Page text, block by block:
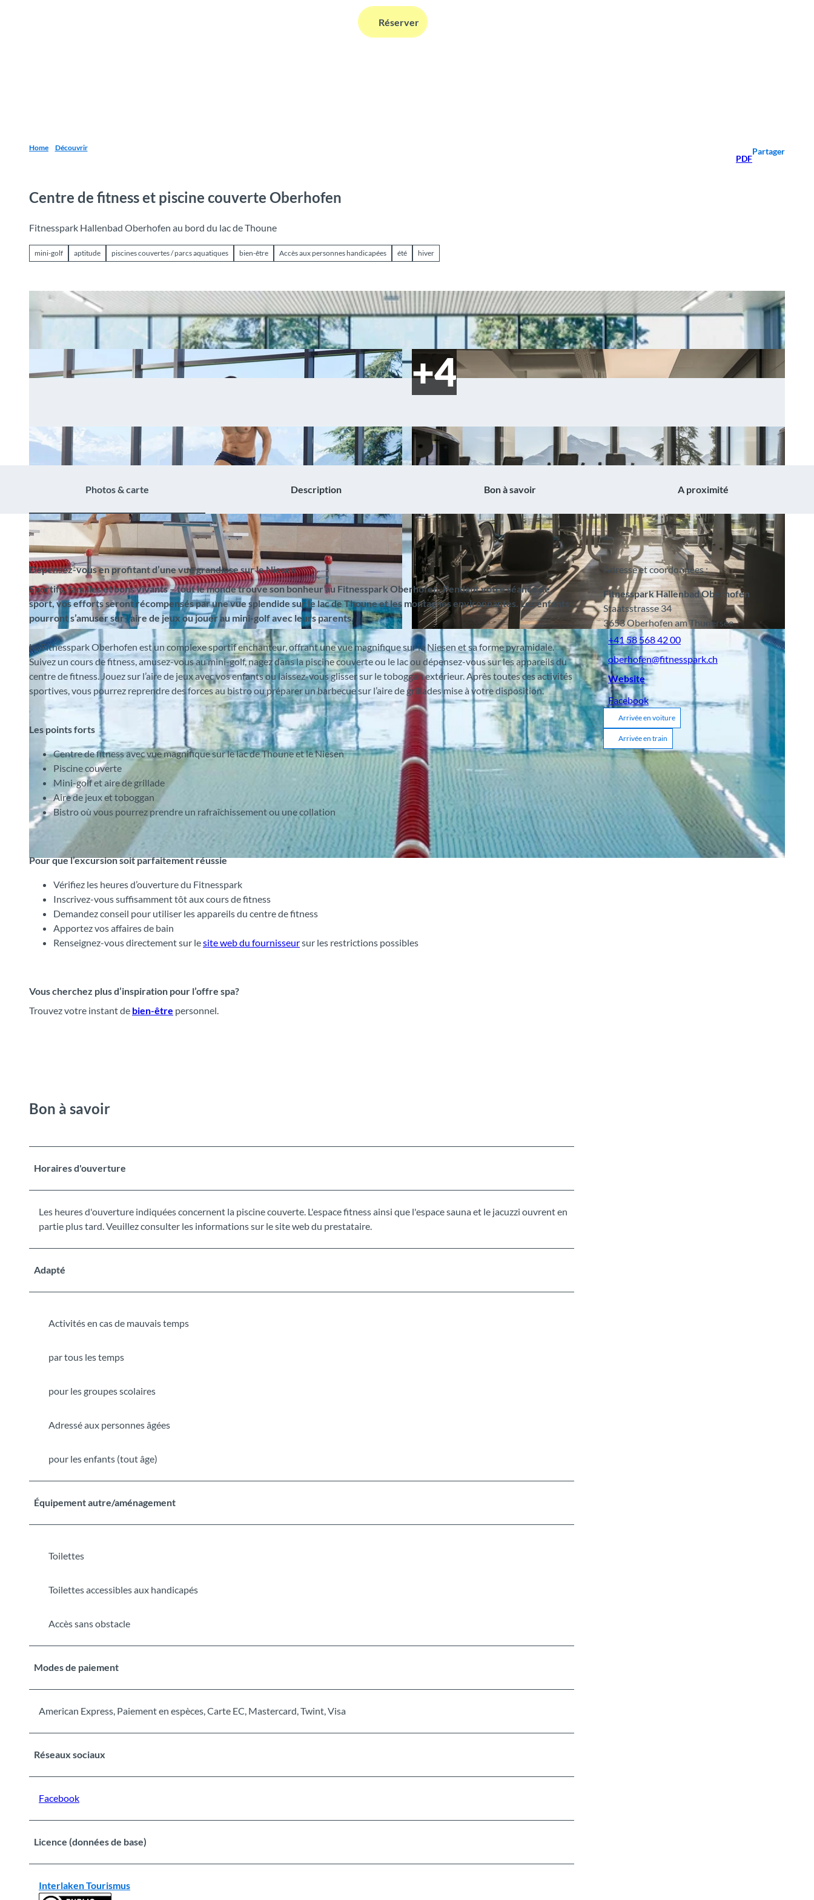
RechercheRéserver
Home Découvrir
PDF
Partager
Centre de fitness et piscine couverte Oberhofen
Fitnesspark Hallenbad Oberhofen au bord du lac de Thoune
mini-golf aptitude piscines couvertes / parcs aquatiques bien-être Accès aux personnes handicapées été hiver
©CC-BY-SA
CC-BY-SA © Fitnesspark Hallenbad Oberhofen, Interlaken Tourismus |CC-BY-SA
Photos & carte Description Bon à savoir A proximité
Dépensez-vous en profitant d’une vue grandiose sur le Niesen
Sportifs, familles et bons vivants – tout le monde trouve son bonheur au Fitnesspark Oberhofen. Pendant votre séance de
sport, vos efforts seront récompensés par une vue splendide sur le lac de Thoune et les montagnes environnantes. Les enfants
pourront s’amuser sur l’aire de jeux ou jouer au mini-golf avec leurs parents.
Le Fitnesspark Oberhofen est un complexe sportif enchanteur, offrant une vue magnifique sur le Niesen et sa forme pyramidale.
Suivez un cours de fitness, amusez-vous au mini-golf, nagez dans la piscine couverte ou le lac ou dépensez-vous sur les appareils du
centre de fitness. Jouez sur l’aire de jeux avec vos enfants ou laissez-vous glisser sur le toboggan extérieur. Après toutes ces activités
sportives, vous pourrez reprendre des forces au bistro ou préparer un barbecue sur l’aire de grillades mise à votre disposition.
Les points forts
Centre de fitness avec vue magnifique sur le lac de Thoune et le Niesen
Piscine couverte
Mini-golf et aire de grillade
Aire de jeux et toboggan
Bistro où vous pourrez prendre un rafraîchissement ou une collation
Pour que l’excursion soit parfaitement réussie
Vérifiez les heures d’ouverture du Fitnesspark
Inscrivez-vous suffisamment tôt aux cours de fitness
Demandez conseil pour utiliser les appareils du centre de fitness
Apportez vos affaires de bain
Renseignez-vous directement sur lesite web du fournisseursur les restrictions possibles
Vous cherchez plus d’inspiration pour l’offre spa?
Trouvez votre instant de bien-être personnel.
Bon à savoir
Horaires d'ouverture
Les heures d'ouverture indiquées concernent la piscine couverte. L'espace fitness ainsi que l'espace sauna et le jacuzzi ouvrent en
partie plus tard. Veuillez consulter les informations sur le site web du prestataire.
Adapté
Activités en cas de mauvais temps
par tous les temps
pour les groupes scolaires
Adressé aux personnes âgées
pour les enfants (tout âge)
Équipement autre/aménagement
Toilettes
Toilettes accessibles aux handicapés
Accès sans obstacle
Modes de paiement
American Express, Paiement en espèces, Carte EC, Mastercard, Twint, Visa
Réseaux sociaux
Facebook
Licence (données de base)
Interlaken Tourismus
Adresse et coordonnées :
Fitnesspark Hallenbad Oberhofen
Staatsstrasse 34
3653Oberhofen am Thunersee
+41 58 568 42 00
oberhofen@fitnesspark.ch
Website
Facebook
Arrivée en voiture
Arrivée en train